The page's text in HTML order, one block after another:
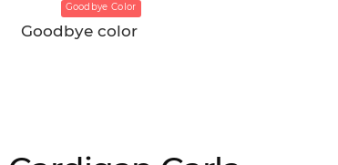
Goodbye color
Goodbye Color